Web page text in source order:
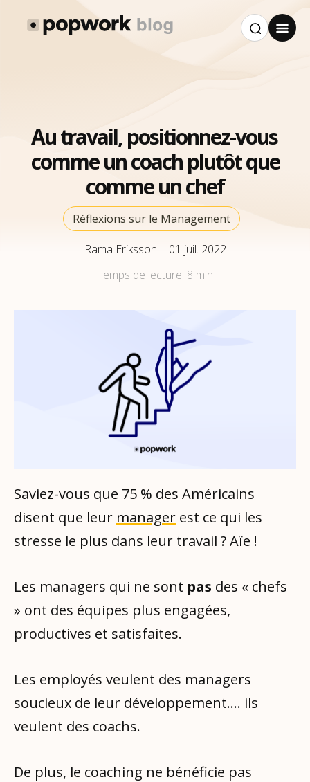
Au travail, positionnez-vous
comme un coach plutôt que
comme un chef
Réflexions sur le Management
Rama Eriksson | 01 juil. 2022
Temps de lecture: 8 min
Saviez-vous que 75 % des Américains
disent que leur manager est ce qui les
stresse le plus dans leur travail ? Aïe !
Les managers qui ne sont pas des « chefs
» ont des équipes plus engagées,
productives et satisfaites.
Les employés veulent des managers
soucieux de leur développement…. ils
veulent des coachs.
De plus, le coaching ne bénéficie pas